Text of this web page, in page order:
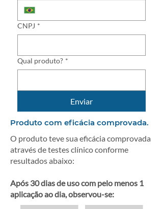
CNPJ *
Qual produto? *
Enviar
Produto com eficácia comprovada.
O produto teve sua eficácia comprovada
através de testes clínico conforme
resultados abaixo:
Após 30 dias de uso com pelo menos 1
aplicação ao dia, observou-se: